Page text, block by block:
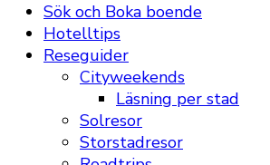
Sök och Boka boende
Hotelltips
Reseguider
Cityweekends
Läsning per stad
Solresor
Storstadresor